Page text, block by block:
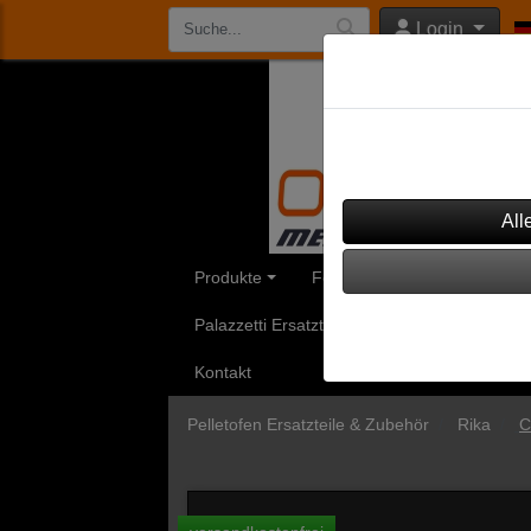
Login
Produkte Feinstaubfilter
Palazzetti Ersatzteile
Kontakt
Pelletofen Ersatzteile & Zubehör Rika